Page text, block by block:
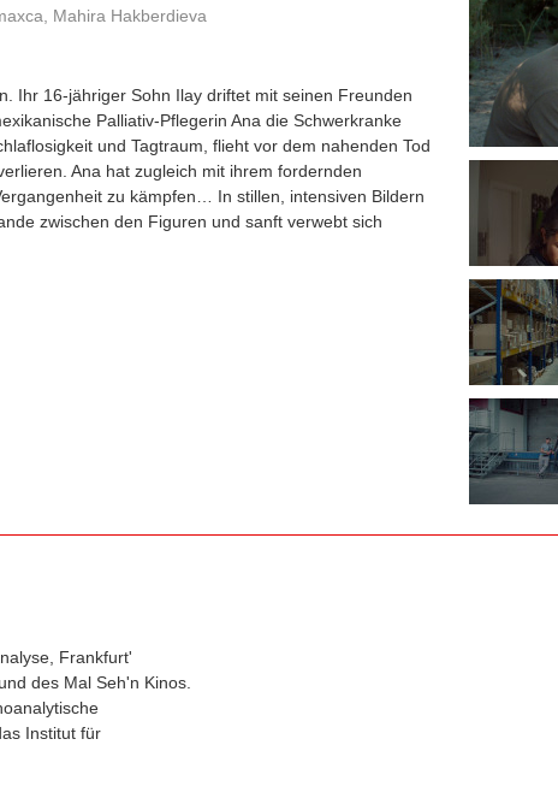
Mahira Hakberdieva
Ihr 16-jähriger Sohn Ilay driftet mit seinen Freunden
Palliativ-Pflegerin Ana die Schwerkranke
und Tagtraum, flieht vor dem nahenden Tod
Ana hat zugleich mit ihrem fordernden
zu kämpfen… In stillen, intensiven Bildern
zwischen den Figuren und sanft verwebt sich
Frankfurt'
des Mal Seh'n Kinos.
Institut für